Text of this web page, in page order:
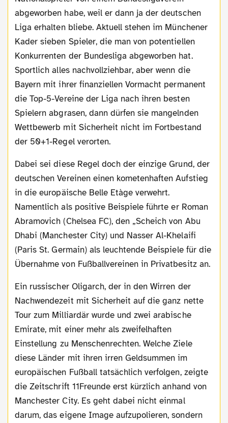
abgeworben habe, weil er dann ja der deutschen
Liga erhalten bliebe. Aktuell stehen im Münchener
Kader sieben Spieler, die man von potentiellen
Konkurrenten der Bundesliga abgeworben hat.
Sportlich alles nachvollziehbar, aber wenn die
Bayern mit ihrer finanziellen Vormacht permanent
die Top-5-Vereine der Liga nach ihren besten
Spielern abgrasen, dann dürfen sie mangelnden
Wettbewerb mit Sicherheit nicht im Fortbestand
der 50+1-Regel verorten.
Dabei sei diese Regel doch der einzige Grund, der
deutschen Vereinen einen kometenhaften Aufstieg
in die europäische Belle Etàge verwehrt.
Namentlich als positive Beispiele führte er Roman
Abramovich (Chelsea FC), den „Scheich von Abu
Dhabi (Manchester City) und Nasser Al-Khelaifi
(Paris St. Germain) als leuchtende Beispiele für die
Übernahme von Fußballvereinen in Privatbesitz an.
Ein russischer Oligarch, der in den Wirren der
Nachwendezeit mit Sicherheit auf die ganz nette
Tour zum Milliardär wurde und zwei arabische
Emirate, mit einer mehr als zweifelhaften
Einstellung zu Menschenrechten. Welche Ziele
diese Länder mit ihren irren Geldsummen im
europäischen Fußball tatsächlich verfolgen, zeigte
die Zeitschrift 11Freunde erst kürzlich anhand von
Manchester City. Es geht dabei nicht einmal
darum, das eigene Image aufzupolieren, sondern